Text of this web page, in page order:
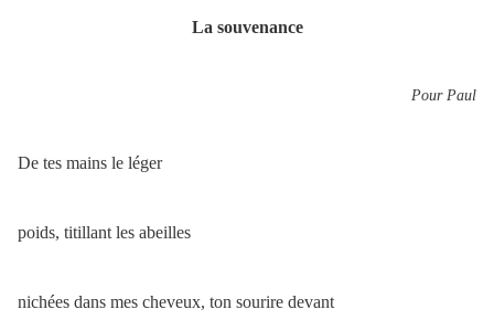
La souvenance
Pour Paul
De tes mains le léger
poids, titillant les abeilles
nichées dans mes cheveux, ton sourire devant